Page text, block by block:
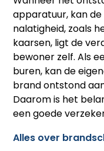
apparatuur, kan de
nalatigheid, zoals
kaarsen, ligt de
bewoner zelf. Als
buren, kan de
brand ontstond
Daarom is het
een goede
Alles over